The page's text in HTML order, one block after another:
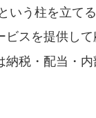
いう柱を立てる
スを提供し
税・配当・